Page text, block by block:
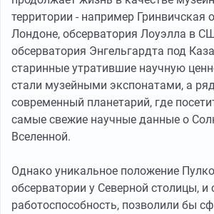
территории - например Гринвичская
Лондоне, обсерватория Лоуэлла в
обсерватория Энгельгардта под
старинные утратившие научную
стали музейными экспонатами, а
современный планетарий, где
самые свежие научные данные о
Вселенной.
Однако уникальное положение
обсерватории у Северной столицы,
работоспособность, позволили бы